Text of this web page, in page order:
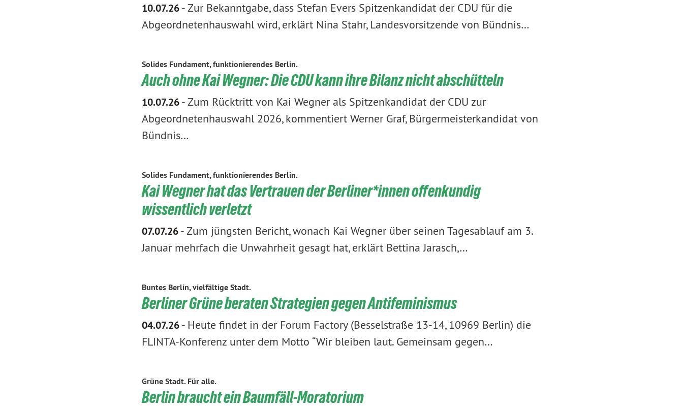
10.07.26-Zur Bekanntgabe, dass Stefan Evers Spitzenkandidat der CDU für die
Abgeordnetenhauswahl wird, erklärt Nina Stahr, Landesvorsitzende von Bündnis…
Solides Fundament, funktionierendes Berlin.
Auch ohne Kai Wegner: Die CDU kann ihre Bilanz nicht abschütteln
10.07.26-Zum Rücktritt von Kai Wegner als Spitzenkandidat der CDU zur
Abgeordnetenhauswahl 2026, kommentiert Werner Graf, Bürgermeisterkandidat von
Bündnis…
Solides Fundament, funktionierendes Berlin.
Kai Wegner hat das Vertrauen der Berliner*innen offenkundig
wissentlich verletzt
07.07.26-Zum jüngsten Bericht, wonach Kai Wegner über seinen Tagesablauf am 3.
Januar mehrfach die Unwahrheit gesagt hat, erklärt Bettina Jarasch,…
Buntes Berlin, vielfältige Stadt.
Berliner Grüne beraten Strategien gegen Antifeminismus
04.07.26- Heute findet in der Forum Factory (Besselstraße 13-14, 10969 Berlin) die
FLINTA-Konferenz unter dem Motto “Wir bleiben laut. Gemeinsam gegen…
Grüne Stadt. Für alle.
Berlin braucht ein Baumfäll-Moratorium